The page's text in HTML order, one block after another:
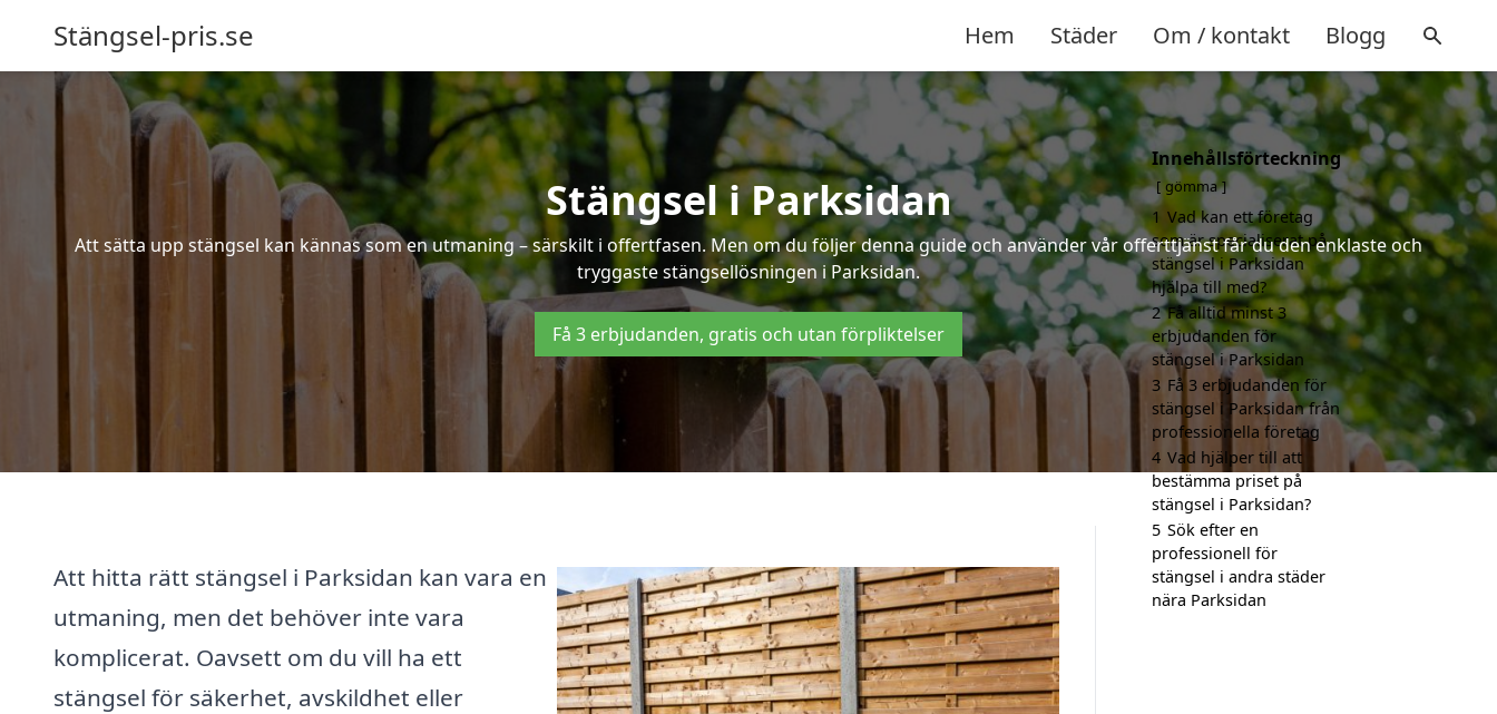
Stängsel-pris.se Hem Städer Om / kontakt Blogg
Stängsel i Parksidan
Att sätta upp stängsel kan kännas som en utmaning – särskilt i offertfasen. Men om du följer denna guide och använder vår offerttjänst får du den enklaste och
tryggaste stängsellösningen i Parksidan.
Få 3 erbjudanden, gratis och utan förpliktelser
Att hitta rätt stängsel i Parksidan kan vara en
utmaning, men det behöver inte vara
komplicerat. Oavsett om du vill ha ett
stängsel för säkerhet, avskildhet eller
Innehållsförteckning
gömma
1 Vad kan ett företag
som är specialiserat på
stängsel i Parksidan
hjälpa till med?
2 Få alltid minst 3
erbjudanden för
stängsel i Parksidan
3 Få 3 erbjudanden för
stängsel i Parksidan från
professionella företag
4 Vad hjälper till att
bestämma priset på
stängsel i Parksidan?
5 Sök efter en
professionell för
stängsel i andra städer
nära Parksidan